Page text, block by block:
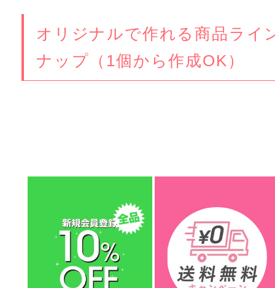
オリジナルで作れる商品ライ
ナップ（1個から作成OK）